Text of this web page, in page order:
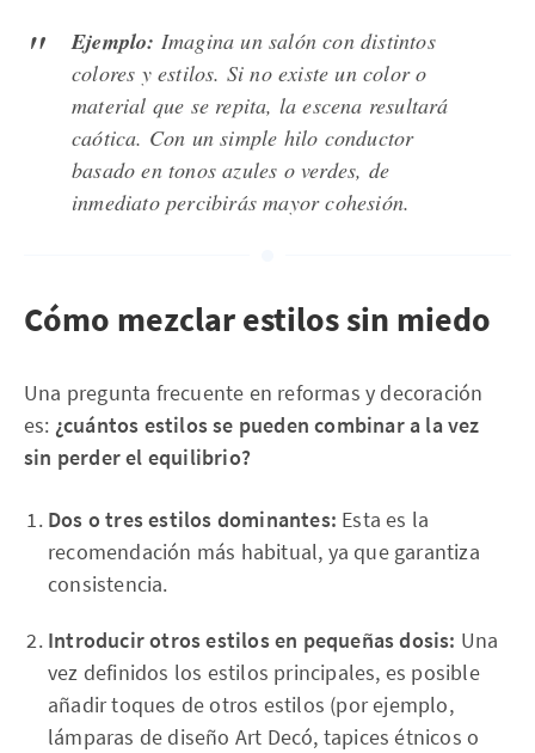
Ejemplo: Imagina un salón con distintos
colores y estilos. Si no existe un color o
material que se repita, la escena resultará
caótica. Con un simple hilo conductor
basado en tonos azules o verdes, de
inmediato percibirás mayor cohesión.
Cómo mezclar estilos sin miedo
Una pregunta frecuente en reformas y decoración
es: ¿cuántos estilos se pueden combinar a la vez
sin perder el equilibrio?
Dos o tres estilos dominantes: Esta es la
recomendación más habitual, ya que garantiza
consistencia.
Introducir otros estilos en pequeñas dosis: Una
vez definidos los estilos principales, es posible
añadir toques de otros estilos (por ejemplo,
lámparas de diseño Art Decó, tapices étnicos o